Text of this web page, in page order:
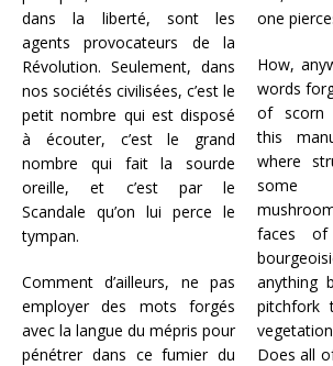
dans la liberté, sont les
agents provocateurs de la
Révolution. Seulement, dans
nos sociétés civilisées, c’est le
petit nombre qui est disposé
à écouter, c’est le grand
nombre qui fait la sourde
oreille, et c’est par le
Scandale qu’on lui perce le
tympan.
Comment d’ailleurs, ne pas
employer des mots forgés
avec la langue du mépris pour
pénétrer dans ce fumier du
one
How,
words
of scorn
this
where
faces of
anything
pitchfork
Does all